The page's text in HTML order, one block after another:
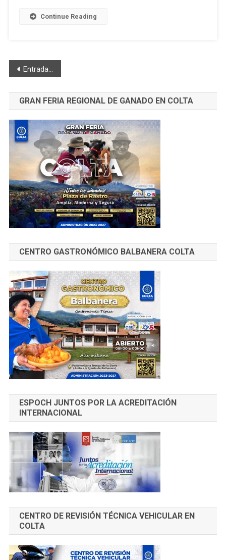
Marzo
Continue Reading
Navegación
de
entradas
Entradas anteriores
GRAN FERIA REGIONAL DE GANADO EN COLTA
CENTRO GASTRONÓMICO BALBANERA COLTA
ESPOCH JUNTOS POR LA ACREDITACIÓN
INTERNACIONAL
CENTRO DE REVISIÓN TÉCNICA VEHICULAR EN
COLTA